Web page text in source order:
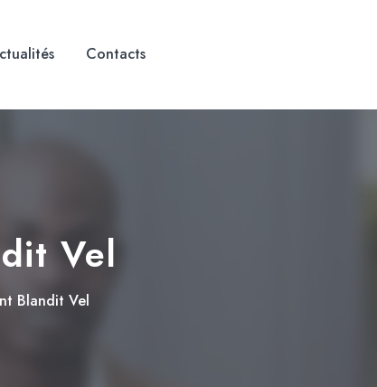
Contacts
Vel
Blandit Vel